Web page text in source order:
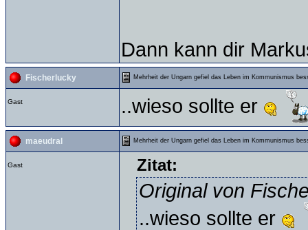
Dann kann dir
Fischerlucky Mehrheit der Ungarn gefiel das Leben im Kommunismus
Gast ..wieso sollte er
maeudral Mehrheit der Ungarn gefiel das Leben im Kommunismus
Gast Zitat:
Original von
..wieso sollte er